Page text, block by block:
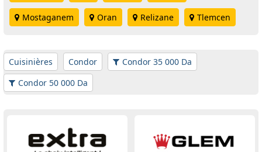
Mostaganem Oran Relizane Tlemcen
Cuisinières Condor
Condor 35 000 Da
Condor 50 000 Da